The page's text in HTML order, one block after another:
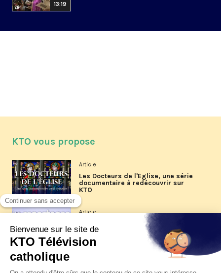
13:19
KTO vous propose
Article
Les Docteurs de l'Église, une série
documentaire à redécouvrir sur
KTO
Article
Les reportages d'été 2026 de KTO
La visite pastorale du pape Léon